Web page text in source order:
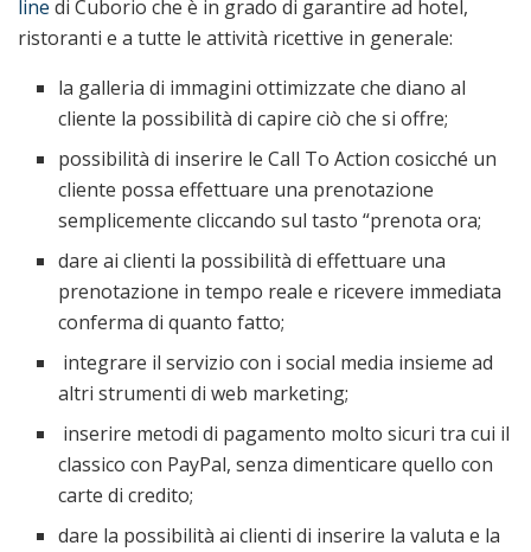
line di Cuborio che è in grado di garantire ad hotel,
ristoranti e a tutte le attività ricettive in generale:
la galleria di immagini ottimizzate che diano al
cliente la possibilità di capire ciò che si offre;
possibilità di inserire le Call To Action cosicché un
cliente possa effettuare una prenotazione
semplicemente cliccando sul tasto “prenota ora;
dare ai clienti la possibilità di effettuare una
prenotazione in tempo reale e ricevere immediata
conferma di quanto fatto;
integrare il servizio con i social media insieme ad
altri strumenti di web marketing;
inserire metodi di pagamento molto sicuri tra cui il
classico con PayPal, senza dimenticare quello con
carte di credito;
dare la possibilità ai clienti di inserire la valuta e la